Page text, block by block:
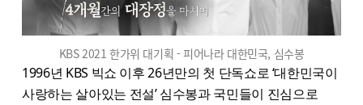
KBS 2021 한가위 대기획 - 피어나라 대한민국, 심수봉
1996년 KBS 빅쇼 이후 26년만의 첫 단독쇼로 ‘대한민국이
사랑하는 살아있는 전설’ 심수봉과 국민들이 진심으로